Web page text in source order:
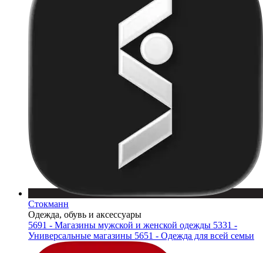
Стокманн
Одежда, обувь и аксессуары
5691 - Магазины мужской и женской одежды 5331 -
Универсальные магазины 5651 - Одежда для всей семьи